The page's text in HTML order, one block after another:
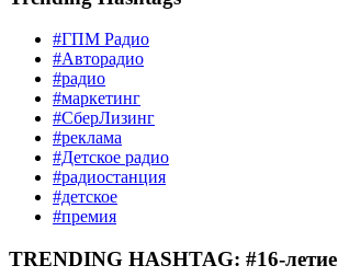
#ГПМ Радио
#Авторадио
#радио
#маркетинг
#СберЛизинг
#реклама
#Детское радио
#радиостанция
#детское
#премия
TRENDING HASHTAG: #16-летие